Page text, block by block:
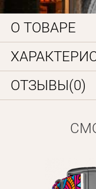
О ТОВАРЕ
ОТЗЫВЫ(0)
Личные данные
Вам на почту